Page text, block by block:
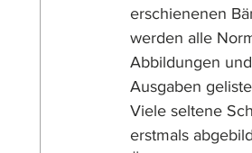
erschienenen
werden alle
Abbildungen
Ausgaben
Viele seltene
erstmals